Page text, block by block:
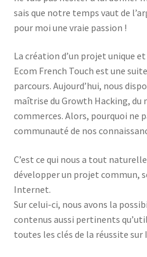
sais que notre temps vaut de
pour moi une vraie passion !
La création d’un projet unique
Ecom French Touch est une
parcours. Aujourd’hui, nous
maîtrise du Growth Hacking,
commerces. Alors, pourquoi ne
communauté de nos
C’est ce qui nous a tout
développer un projet commun,
Internet.
Sur celui-ci, nous avons la
contenus aussi pertinents
toutes les clés de la réussite